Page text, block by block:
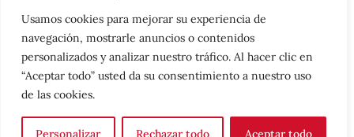
Usamos cookies para mejorar su experiencia de
navegación, mostrarle anuncios o contenidos
personalizados y analizar nuestro tráfico. Al hacer clic en
“Aceptar todo” usted da su consentimiento a nuestro uso
de las cookies.
Personalizar Rechazar todo Aceptar todo